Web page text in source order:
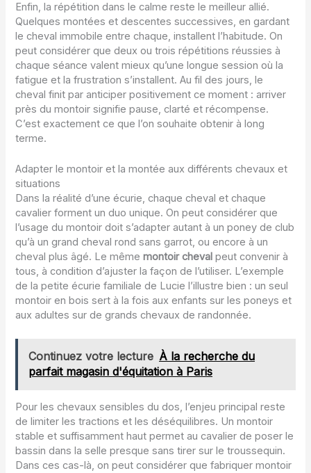
Enfin, la répétition dans le calme reste le meilleur allié.
Quelques montées et descentes successives, en gardant
le cheval immobile entre chaque, installent l’habitude. On
peut considérer que deux ou trois répétitions réussies à
chaque séance valent mieux qu’une longue session où la
fatigue et la frustration s’installent. Au fil des jours, le
cheval finit par anticiper positivement ce moment : arriver
près du montoir signifie pause, clarté et récompense.
C’est exactement ce que l’on souhaite obtenir à long
terme.
Adapter le montoir et la montée aux différents chevaux et
situations
Dans la réalité d’une écurie, chaque cheval et chaque
cavalier forment un duo unique. On peut considérer que
l’usage du montoir doit s’adapter autant à un poney de club
qu’à un grand cheval rond sans garrot, ou encore à un
cheval plus âgé. Le mêmemontoir cheval peut convenir à
tous, à condition d’ajuster la façon de l’utiliser. L’exemple
de la petite écurie familiale de Lucie l’illustre bien : un seul
montoir en bois sert à la fois aux enfants sur les poneys et
aux adultes sur de grands chevaux de randonnée.
Continuez votre lecture À la recherche du
parfait magasin d'équitation à Paris
Pour les chevaux sensibles du dos, l’enjeu principal reste
de limiter les tractions et les déséquilibres. Un montoir
stable et suffisamment haut permet au cavalier de poser le
bassin dans la selle presque sans tirer sur le troussequin.
Dans ces cas-là, on peut considérer que fabriquer montoir